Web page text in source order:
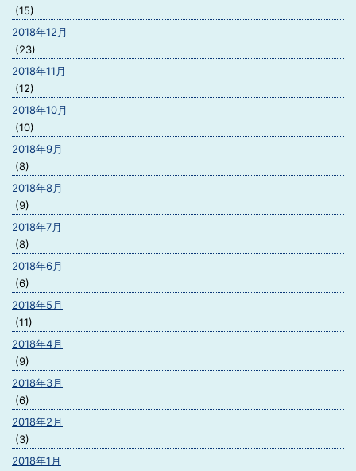
(15)
2018年12月
(23)
2018年11月
(12)
2018年10月
(10)
2018年9月
(8)
2018年8月
(9)
2018年7月
(8)
2018年6月
(6)
2018年5月
(11)
2018年4月
(9)
2018年3月
(6)
2018年2月
(3)
2018年1月